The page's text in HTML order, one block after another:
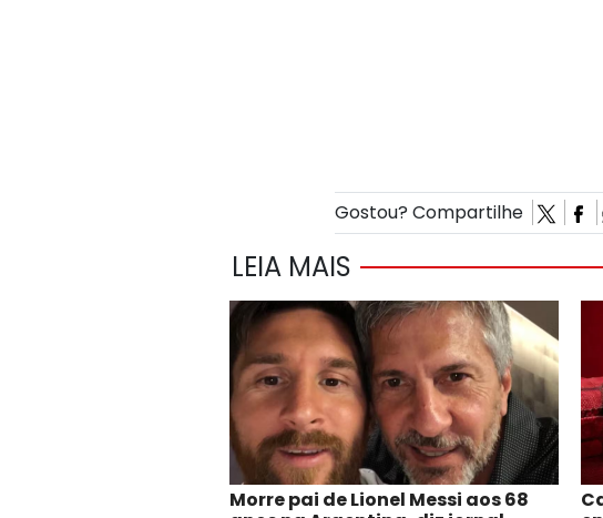
Gostou? Compartilhe
LEIA MAIS
Morre pai de Lionel Messi aos 68